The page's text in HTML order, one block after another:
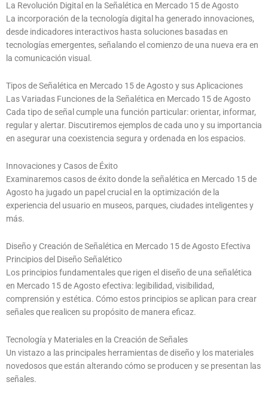
La Revolución Digital en la Señalética en Mercado 15 de Agosto
La incorporación de la tecnología digital ha generado innovaciones,
desde indicadores interactivos hasta soluciones basadas en
tecnologías emergentes, señalando el comienzo de una nueva era en
la comunicación visual.
Tipos de Señalética en Mercado 15 de Agosto y sus Aplicaciones
Las Variadas Funciones de la Señalética en Mercado 15 de Agosto
Cada tipo de señal cumple una función particular: orientar, informar,
regular y alertar. Discutiremos ejemplos de cada uno y su importancia
en asegurar una coexistencia segura y ordenada en los espacios.
Innovaciones y Casos de Éxito
Examinaremos casos de éxito donde la señalética en Mercado 15 de
Agosto ha jugado un papel crucial en la optimización de la
experiencia del usuario en museos, parques, ciudades inteligentes y
más.
Diseño y Creación de Señalética en Mercado 15 de Agosto Efectiva
Principios del Diseño Señalético
Los principios fundamentales que rigen el diseño de una señalética
en Mercado 15 de Agosto efectiva: legibilidad, visibilidad,
comprensión y estética. Cómo estos principios se aplican para crear
señales que realicen su propósito de manera eficaz.
Tecnología y Materiales en la Creación de Señales
Un vistazo a las principales herramientas de diseño y los materiales
novedosos que están alterando cómo se producen y se presentan las
señales.